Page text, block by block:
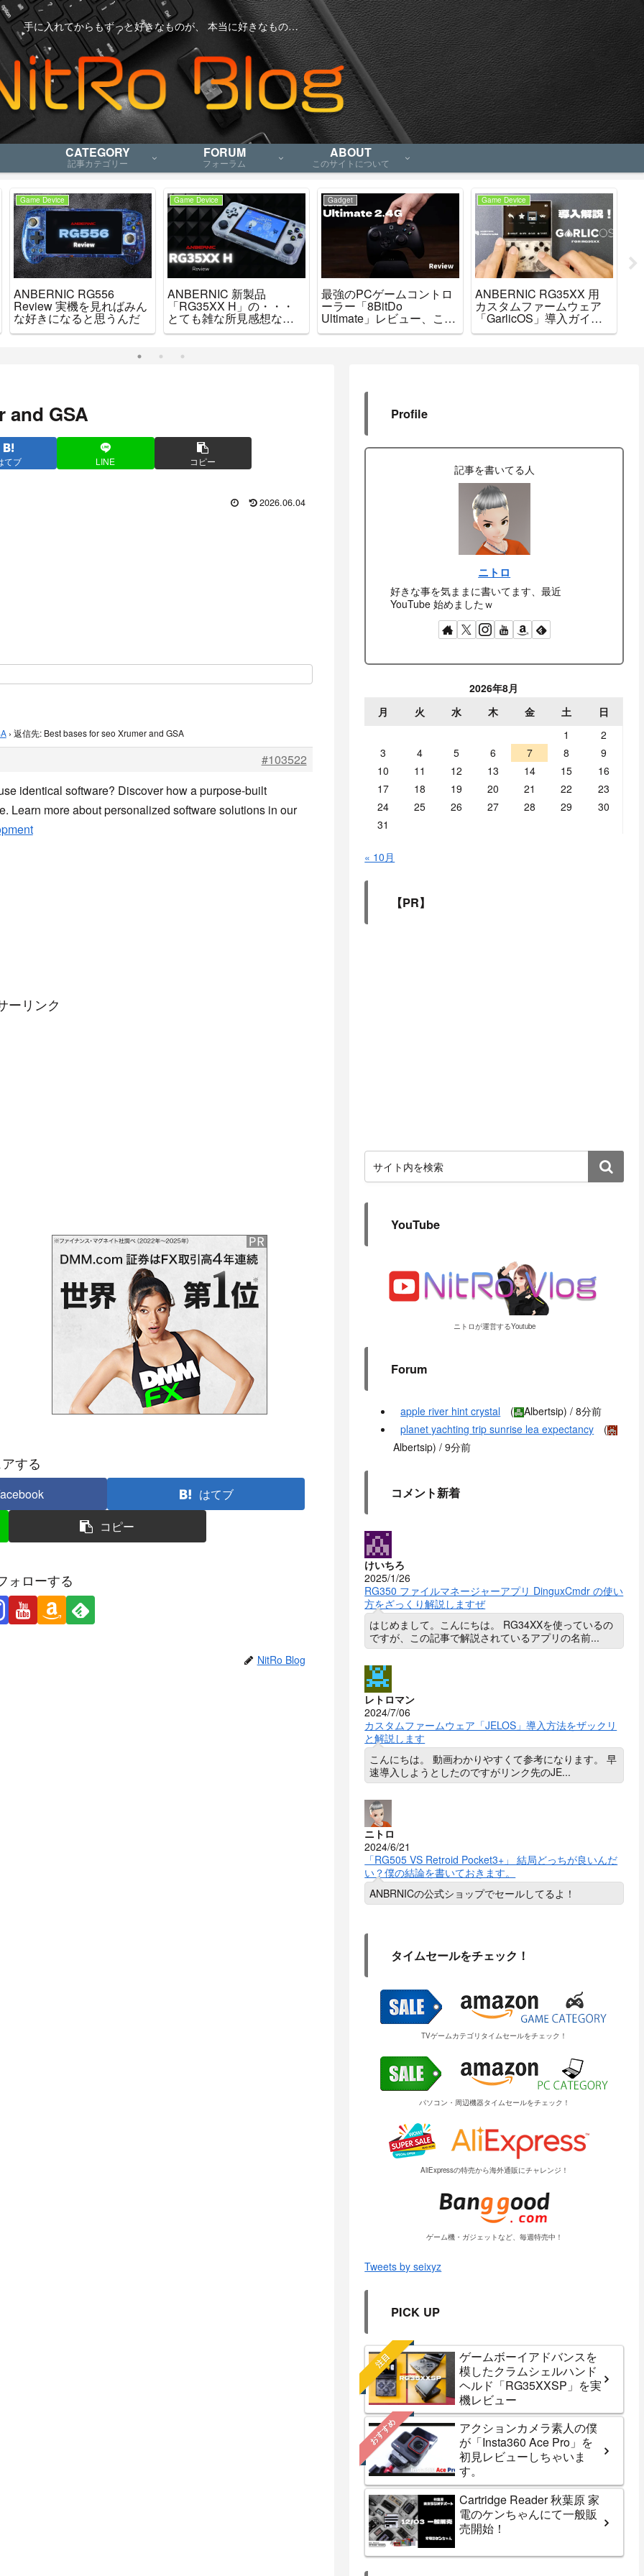
手に入れてからもずっと好きなものが、 本当に好きなもの…
CATEGORY
記事カテゴリー
FORUM
フォーラム
ABOUT
このサイトについて
Game Device
ANBERNIC RG556
Review 実機を見ればみん
な好きになると思うんだ
Game Device
ANBERNIC 新製品
「RG35XX H」の・・・
とても雑な所見感想など
をお知らせします
Gadget
最強のPCゲームコントロ
ーラー「8BitDo
Ultimate」レビュー、これ
で間違いなし
Game Device
ANBERNIC RG35XX 用
カスタムファームウェア
「GarlicOS」導入ガイ
ド。
and GSA
てブ LINE コピー
2026.06.04
› 返信先: Best bases for seo Xrumer and GSA
#103522
identical software? Discover how a purpose-built
Learn more about personalized software solutions in our
ーリンク
する
はてブ
コピー
ォローする
NitRo Blog
Profile
記事を書いてる人
ニトロ
好きな事を気ままに書いてます、最近
YouTube 始めましたｗ
2026年8月
月
火 水 木 金 土
日
1
2
3
4 5 6 7 8
9
10
11 12 13 14 15
16
17
18 19 20 21 22
23
24
25 26 27 28 29
30
31
« 10月
【PR】
YouTube
ニトロが運営するYoutube
Forum
apple river hint crystal ( Albertsip) /8分前
planet yachting trip sunrise lea expectancy
(
Albertsip) /9分前
コメント新着
けいちろ
2025/1/26
RG350 ファイルマネージャーアプリ DinguxCmdr の使い
方をざっくり解説しますぜ
はじめまして。こんにちは。 RG34XXを使っているの
ですが、この記事で解説されているアプリの名前...
レトロマン
2024/7/06
カスタムファームウェア「JELOS」導入方法をザックリ
と解説します
こんにちは。 動画わかりやすくて参考になります。 早
速導入しようとしたのですがリンク先のJE...
ニトロ
2024/6/21
「RG505 VS Retroid Pocket3+」 結局どっちが良いんだ
い？僕の結論を書いておきます。
ANBRNICの公式ショップでセールしてるよ！
タイムセールをチェック！
TVゲームカテゴリタイムセールをチェック！
パソコン・周辺機器タイムセールをチェック！
AliExpressの特売から海外通販にチャレンジ！
ゲーム機・ガジェットなど、毎週特売中！
Tweets by seixyz
PICK UP
注目
ゲームボーイアドバンスを
模したクラムシェルハンド
ヘルド「RG35XXSP」を実
機レビュー
おすすめ
アクションカメラ素人の僕
が「Insta360 Ace Pro」を
初見レビューしちゃいま
す。
Cartridge Reader 秋葉原 家
電のケンちゃんにて一般販
売開始！